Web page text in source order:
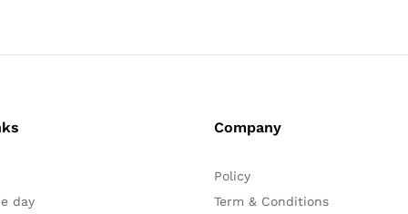
day
Company
Policy
Term & Conditions